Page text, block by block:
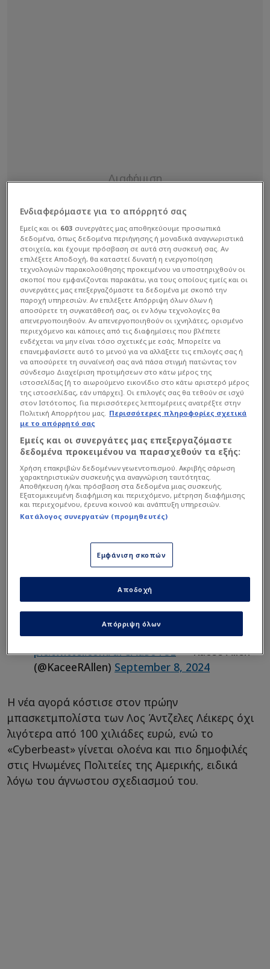
Αν και είχε ήδη ένα πανομοιότυπο αυτοκίνητο,
εξήγησε γιατί αγόρασε ένα άλλο: «Δεν θέλω να
είμαι αγενής, αλλά μου λείπει το Cybertruck μου
και δεν θέλω να το οδηγήσω από το Βέγκας στην
Ατλάντα. Για αυτό απλά θα αγοράσω άλλο ένα».
Διαβάστε επίσης...
Τρομερό post Σακίλ Ο'Νιλ
για Παναθηναϊκό! (ΦΩΤΟ)
Ο Παναθηναϊκός...
αποδέχθηκε την πρόκληση
του Σακίλ Ο’ Νίλ! (ΦΩΤΟ)
Shaquille O’Neal gets blown away by
CyberTruck
pic.twitter.com/aF8Aa3o1Uz— Kacee Allen
(@KaceeRAllen) September 8, 2024
Η νέα αγορά κόστισε στον πρώην
μπασκετμπολίστα των Λος Άντζελες Λέικερς όχι
λιγότερα από 100 χιλιάδες ευρώ, ενώ το
«Cyberbeast» γίνεται ολοένα και πιο δημοφιλές
στις Ηνωμένες Πολιτείες της Αμερικής, ειδικά
λόγω του άγνωστου σχεδιασμού του.
Ενδιαφερόμαστε για το απόρρητό σας
Εμείς και οι 603 συνεργάτες μας αποθηκεύουμε προσωπικά
δεδομένα, όπως δεδομένα περιήγησης ή μοναδικά αναγνωριστικά
στοιχεία, και έχουμε πρόσβαση σε αυτά στη συσκευή σας. Αν
επιλέξετε Αποδοχή, θα καταστεί δυνατή η ενεργοποίηση
τεχνολογιών παρακολούθησης προκειμένου να υποστηριχθούν οι
σκοποί που εμφανίζονται παρακάτω, για τους οποίους εμείς και οι
συνεργάτες μας επεξεργαζόμαστε τα δεδομένα με σκοπό την
παροχή υπηρεσιών. Αν επιλέξετε Απόρριψη όλων όλων ή
αποσύρετε τη συγκατάθεσή σας, οι εν λόγω τεχνολογίες θα
απενεργοποιηθούν. Αν απενεργοποιηθούν οι ιχνηλάτες, ορισμένο
περιεχόμενο και κάποιες από τις διαφημίσεις που βλέπετε
ενδέχεται να μην είναι τόσο σχετικές με εσάς. Μπορείτε να
επανεμφανίσετε αυτό το μενού για να αλλάξετε τις επιλογές σας ή
να αποσύρετε τη συναίνεσή σας ανά πάσα στιγμή πατώντας τον
σύνδεσμο Διαχείριση προτιμήσεων στο κάτω μέρος της
ιστοσελίδας [ή το αιωρούμενο εικονίδιο στο κάτω αριστερό μέρος
της ιστοσελίδας, εάν υπάρχει]. Οι επιλογές σας θα τεθούν σε ισχύ
στον Ιστότοπος. Για περισσότερες λεπτομέρειες ανατρέξτε στην
Πολιτική Απορρήτου μας. Περισσότερες πληροφορίες σχετικά
με το απόρρητό σας
Εμείς και οι συνεργάτες μας επεξεργαζόμαστε
δεδομένα προκειμένου να παρασχεθούν τα εξής:
Χρήση επακριβών δεδομένων γεωεντοπισμού. Ακριβής σάρωση
χαρακτηριστικών συσκευής για αναγνώριση ταυτότητας.
Αποθήκευση ή/και πρόσβαση στα δεδομένα μιας συσκευής.
Εξατομικευμένη διαφήμιση και περιεχόμενο, μέτρηση διαφήμισης
και περιεχομένου, έρευνα κοινού και ανάπτυξη υπηρεσιών.
Κατάλογος συνεργατών (προμηθευτές)
Εμφάνιση σκοπών
Απόρριψη όλων
Αποδοχή